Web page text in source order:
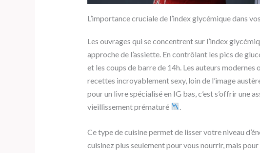
L’importance cruciale de l’index glycémique dans
Les ouvrages qui se concentrent sur l’index
approche de l’assiette. En contrôlant les pics de
et les coups de barre de 14h. Les auteurs modernes
recettes incroyablement sexy, loin de l’image
pour un livre spécialisé en IG bas, c’est s’offrir une
vieillissement prématuré
Ce type de cuisine permet de lisser votre niveau
cuisinez plus seulement pour vous nourrir, mais